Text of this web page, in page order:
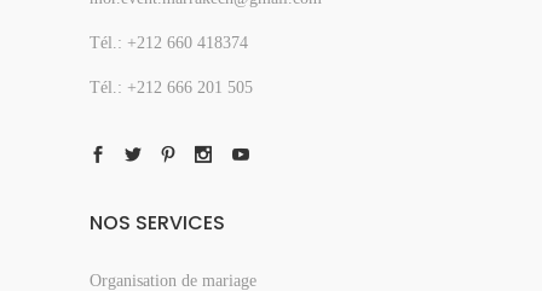
Tél.: +212 660 418374
Tél.: +212 666 201 505
NOS SERVICES
Organisation de mariage